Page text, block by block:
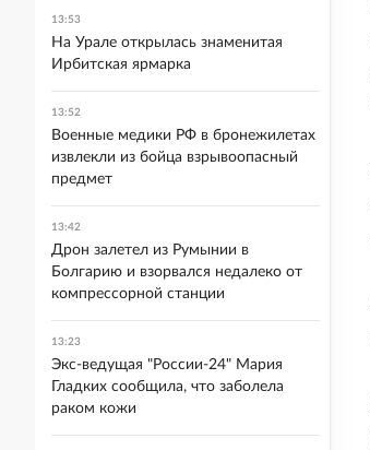
13:53
На Урале открылась знаменитая
Ирбитская ярмарка
13:52
Военные медики РФ в бронежилетах
извлекли из бойца взрывоопасный
предмет
13:42
Дрон залетел из Румынии в
Болгарию и взорвался недалеко от
компрессорной станции
13:23
Экс-ведущая "России-24" Мария
Гладких сообщила, что заболела
раком кожи